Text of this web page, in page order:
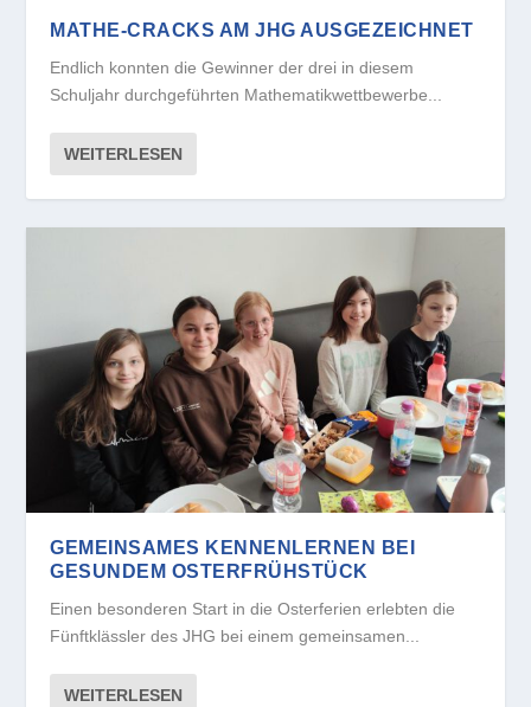
MATHE-CRACKS AM JHG AUSGEZEICHNET
Endlich konnten die Gewinner der drei in diesem
Schuljahr durchgeführten Mathematikwettbewerbe...
WEITERLESEN
GEMEINSAMES KENNENLERNEN BEI
GESUNDEM OSTERFRÜHSTÜCK
Einen besonderen Start in die Osterferien erlebten die
Fünftklässler des JHG bei einem gemeinsamen...
WEITERLESEN